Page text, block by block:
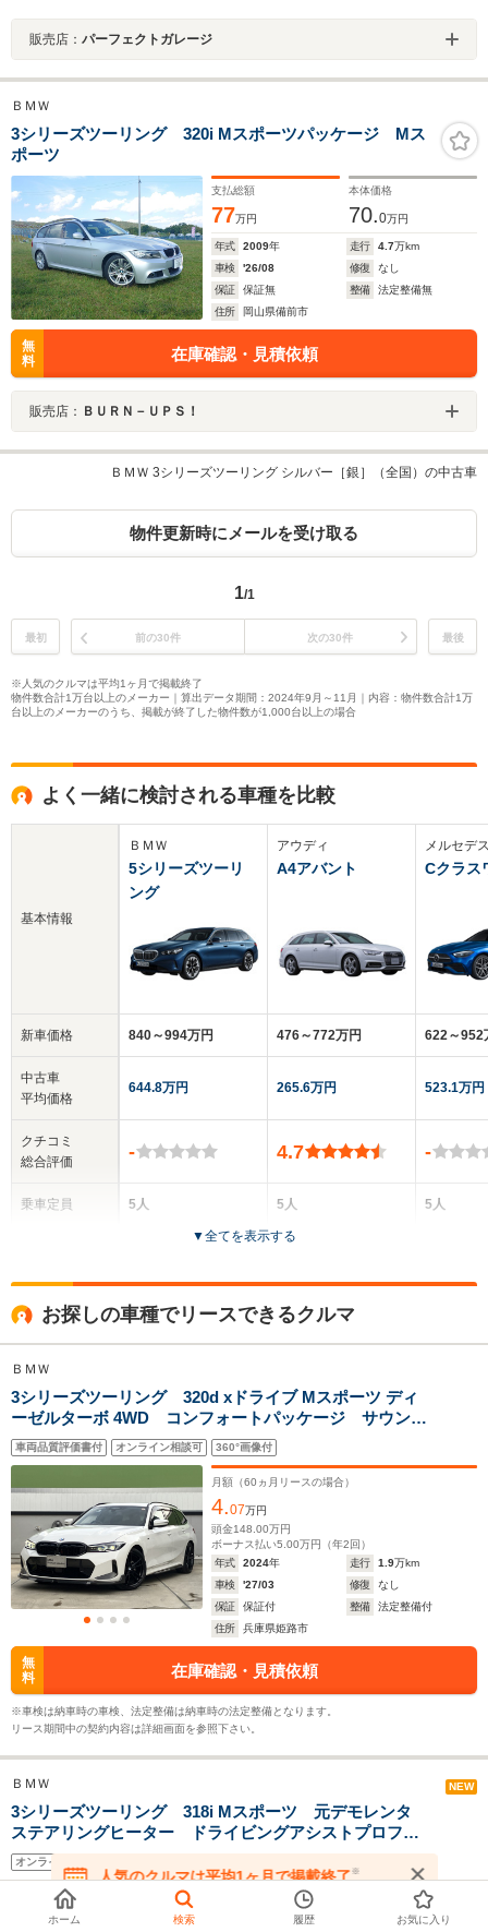
販売店： パーフェクトガレージ
ＢＭＷ
3シリーズツーリング 320i Mスポーツパッケージ Mス
ポーツ
支払総額
77万円
本体価格
70.0万円
年式 2009年 走行 4.7万km
車検
'26/08 修復
なし
保証
保証無 整備
法定整備無
住所
岡山県備前市
無
料
在庫確認・見積依頼
販売店： ＢＵＲＮ－ＵＰＳ！
ＢＭＷ 3シリーズツーリング シルバー［銀］（全国）の中古車
物件更新時にメールを受け取る
1/1
最初 前の30件 次の30件 最後
※人気のクルマは平均1ヶ月で掲載終了
物件数合計1万台以上のメーカー｜算出データ期間：2024年9月～11月｜内容：物件数合計1万
台以上のメーカーのうち、掲載が終了した物件数が1,000台以上の場合
よく一緒に検討される車種を比較
基本情報
新車価格
中古車
平均価格
クチコミ
総合評価
乗車定員
サイズ
WLTCモード
燃費
駆動方式
ＢＭＷ
5シリーズツーリ
ング
840～994万円
644.8万円
-
5人
全高
1.52m
全幅
1.9m
5.06m
ホイールベース
-m
14.3～15.7km/L
└市街地:10.8～
└郊外:14.7～
16.3km/L
└高速道路:16.2～
18.5km/L
4WD、FR
アウディ
A4アバント
476～772万円
265.6万円
4.7
5人
5ドア
全高
1.44m～1.46m
全幅
1.84m～1.85m
-m
12.7～17.1km/L
└市街地:9.0～
└郊外:12.8～
17.2km/L
FF、4WD
メルセデ
Cクラス
622～952
523.1万円
-
5人
14.2～
▼全てを表示する
お探しの車種でリースできるクルマ
ＢＭＷ
3シリーズツーリング 320d xドライブ Mスポーツ ディ
ーゼルターボ 4WD コンフォートパッケージ サウンド
パッケージ 19インチアルミ harmankardon 電動トラ
ンク ランバーサポート Applecarplay コンビネーシ
ョンシート ヘッドアップディスプレイ
車両品質評価書付 オンライン相談可 360°画像付
月額（60 ヵ月リースの場合）
4.07万円
頭金148.00万円
ボーナス払い5.00万円（年2回）
年式
2024年 走行 1.9万km
車検
'27/03 修復
なし
保証
保証付 整備
法定整備付
住所
兵庫県姫路市
無
料
在庫確認・見積依頼
※車検は納車時の車検、法定整備は納車時の法定整備となります。
リース期間中の契約内容は詳細画面を参照下さい。
ＢＭＷ NEW
3シリーズツーリング 318i Mスポーツ 元デモレンタ
ステアリングヒーター ドライビングアシストプロフェ
ッショナル 18インチアルミホイール ヘッドアップデ
ィスプレイ パーキングアシストプラス 電動リアゲー
ト アダプティブLEDヘッドライト
オンライン相談可
ヵ月リースの場合）
人気のクルマは平均1ヶ月で掲載終了※
在庫が無くなる前にお問い合わせください
ホーム 検索 履歴 お気に入り